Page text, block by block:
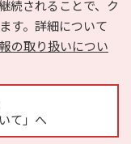
続されることで、ク
す。詳細について
の取り扱いについ
て」へ